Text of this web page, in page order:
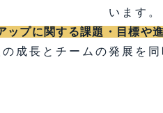
います。
ップに関する課題・目標や
成長とチームの発展を